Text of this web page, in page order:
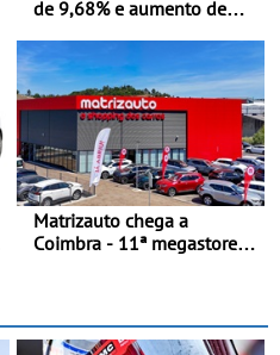
de 9,68% e aumento de
Matrizauto chega a
Coimbra - 11ª megastore